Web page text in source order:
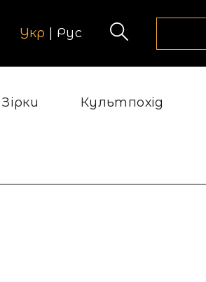
Укр Рус
Зірки Культпохід